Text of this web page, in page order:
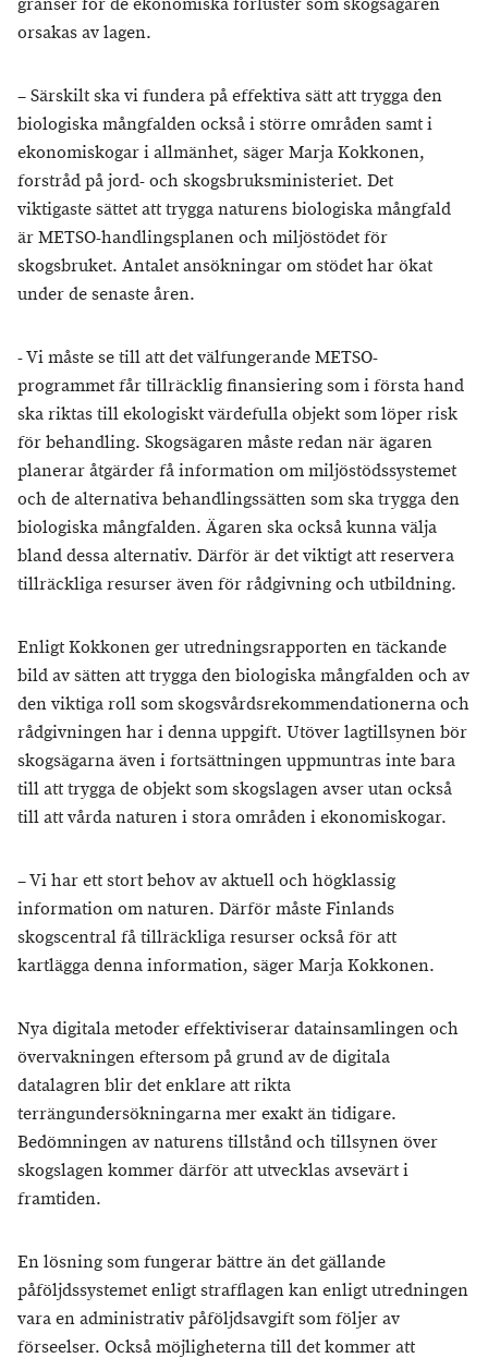
gränser för de ekonomiska förluster som skogsägaren
orsakas av lagen.
– Särskilt ska vi fundera på effektiva sätt att trygga den
biologiska mångfalden också i större områden samt i
ekonomiskogar i allmänhet, säger Marja Kokkonen,
forstråd på jord- och skogsbruksministeriet. Det
viktigaste sättet att trygga naturens biologiska mångfald
är METSO-handlingsplanen och miljöstödet för
skogsbruket. Antalet ansökningar om stödet har ökat
under de senaste åren.
- Vi måste se till att det välfungerande METSO-
programmet får tillräcklig finansiering som i första hand
ska riktas till ekologiskt värdefulla objekt som löper risk
för behandling. Skogsägaren måste redan när ägaren
planerar åtgärder få information om miljöstödssystemet
och de alternativa behandlingssätten som ska trygga den
biologiska mångfalden. Ägaren ska också kunna välja
bland dessa alternativ. Därför är det viktigt att reservera
tillräckliga resurser även för rådgivning och utbildning.
Enligt Kokkonen ger utredningsrapporten en täckande
bild av sätten att trygga den biologiska mångfalden och av
den viktiga roll som skogsvårdsrekommendationerna och
rådgivningen har i denna uppgift. Utöver lagtillsynen bör
skogsägarna även i fortsättningen uppmuntras inte bara
till att trygga de objekt som skogslagen avser utan också
till att vårda naturen i stora områden i ekonomiskogar.
– Vi har ett stort behov av aktuell och högklassig
information om naturen. Därför måste Finlands
skogscentral få tillräckliga resurser också för att
kartlägga denna information, säger Marja Kokkonen.
Nya digitala metoder effektiviserar datainsamlingen och
övervakningen eftersom på grund av de digitala
datalagren blir det enklare att rikta
terrängundersökningarna mer exakt än tidigare.
Bedömningen av naturens tillstånd och tillsynen över
skogslagen kommer därför att utvecklas avsevärt i
framtiden.
En lösning som fungerar bättre än det gällande
påföljdssystemet enligt strafflagen kan enligt utredningen
vara en administrativ påföljdsavgift som följer av
förseelser. Också möjligheterna till det kommer att